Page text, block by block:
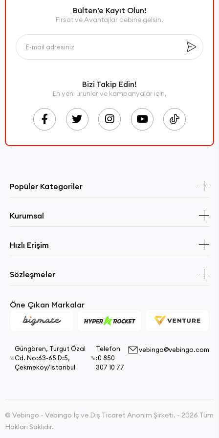
Bülten’e Kayıt Olun!
Fırsat ve Avantajlar cebine gelsin.
Bizi Takip Edin!
En yeni ürünler ve kampanyalar için,
Popüler Kategoriler
Kurumsal
Hızlı Erişim
Sözleşmeler
Öne Çıkan Markalar
Güngören, Turgut Özal
Cd. No:63-65 D:5,
Çekmeköy/İstanbul
Telefon
:0 850
307 10 77
vebingo@vebingo.com
© Vebingo - Vebingo İç ve Dış Ticaret Anonim Şirketi. - 2026 Tüm
Hakları Saklıdır.